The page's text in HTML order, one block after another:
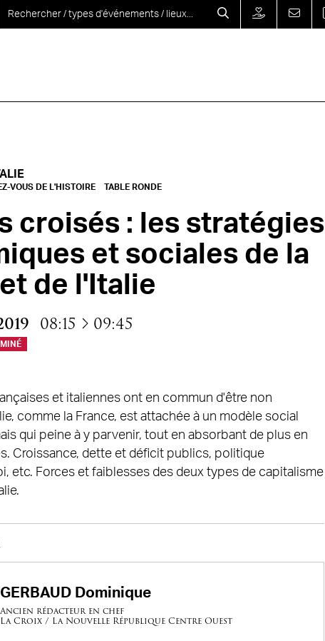
VOUS DE L'HISTOIRE TABLE RONDE
croisés : les stratégies
et sociales de la
de l'Italie
08:15 à
09:45
et italiennes ont en commun d'être non
comme la France, est attachée à un modèle social
qui peine à y parvenir, tout en absorbant de plus en
Croissance, dette et déficit publics, politique
etc. Forces et faiblesses des deux types de capitalisme
GERBAUD Dominique
Ancien rédacteur en chef
La Croix / La Nouvelle République Centre Ouest